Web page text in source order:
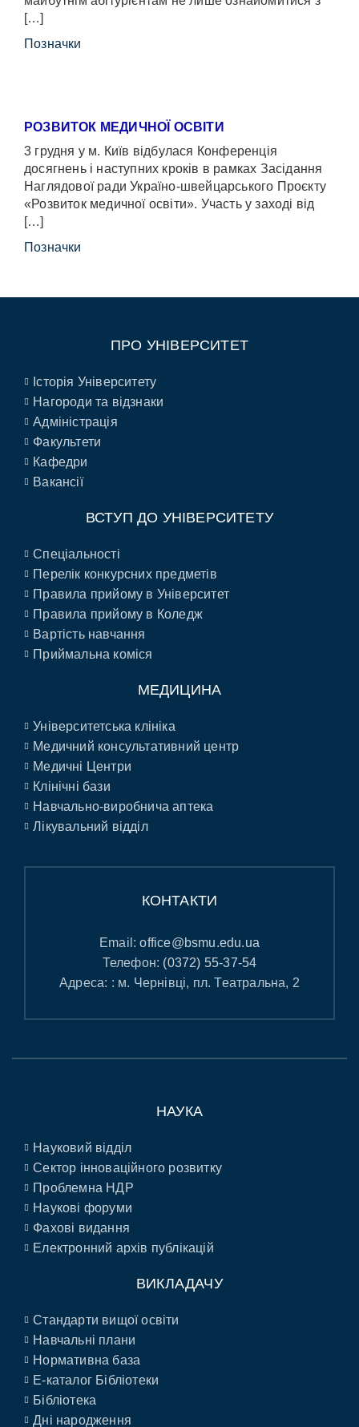
[…]
Позначки
РОЗВИТОК МЕДИЧНОЇ ОСВІТИ
3 грудня у м. Київ відбулася Конференція
досягнень і наступних кроків в рамках Засідання
Наглядової ради Україно-швейцарського Проєкту
«Розвиток медичної освіти». Участь у заході від
[…]
Позначки
ПРО УНІВЕРСИТЕТ
Історія Університету
Нагороди та відзнаки
Адміністрація
Факультети
Кафедри
Вакансії
ВСТУП ДО УНІВЕРСИТЕТУ
Спеціальності
Перелік конкурсних предметів
Правила прийому в Університет
Правила прийому в Коледж
Вартість навчання
Приймальна коміся
МЕДИЦИНА
Університетська клініка
Медичний консультативний центр
Медичні Центри
Клінічні бази
Навчально-виробнича аптека
Лікувальний відділ
КОНТАКТИ
Email:office@bsmu.edu.ua
Телефон: (0372) 55-37-54
Адреса: : м. Чернівці, пл. Театральна, 2
НАУКА
Науковий відділ
Сектор інноваційного розвитку
Проблемна НДР
Наукові форуми
Фахові видання
Електронний архів публікацій
ВИКЛАДАЧУ
Стандарти вищої освіти
Навчальні плани
Нормативна база
E-каталог Бібліотеки
Бібліотека
Дні народження